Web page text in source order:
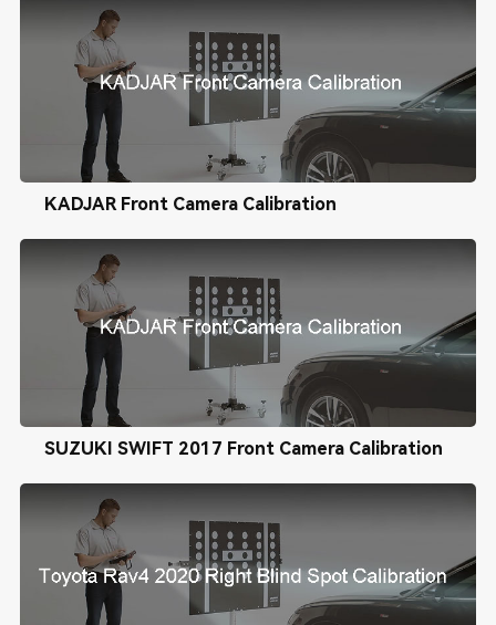
KADJAR Front Camera Calibration
SUZUKI SWIFT 2017 Front Camera Calibration